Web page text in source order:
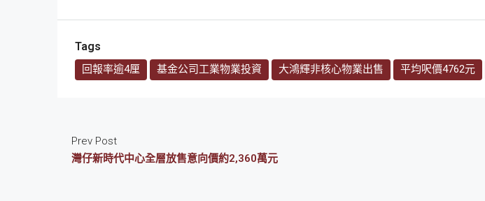
Tags
回報率逾4厘 基金公司工業物業投資 大鴻輝非核心物業出售 平均呎價4762元
Prev Post
灣仔新時代中心全層放售意向價約2,360萬元